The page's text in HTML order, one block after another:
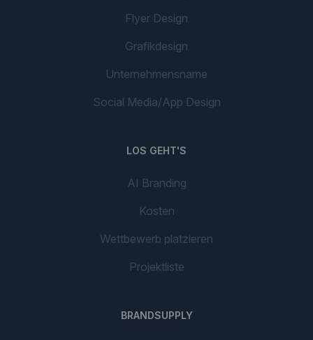
Flyer Design
Grafikdesign
Unternehmensname
Social Media/App Design
LOS GEHT'S
AI Branding
Kosten
Wettbewerb platzieren
Projektliste
BRANDSUPPLY